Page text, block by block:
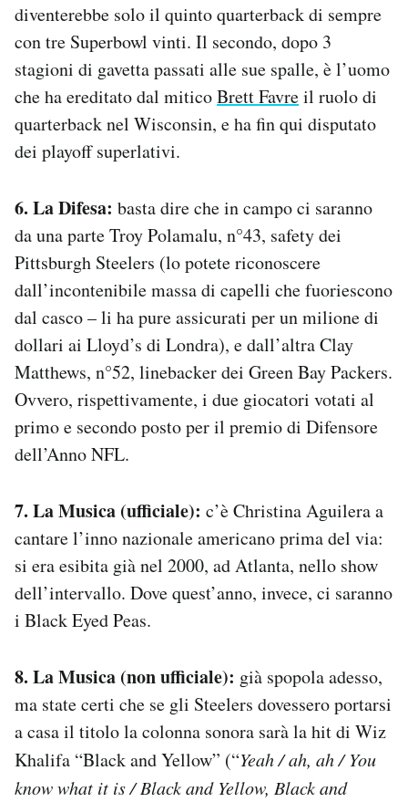
diventerebbe solo il quinto quarterback di sempre
con tre Superbowl vinti. Il secondo, dopo 3
stagioni di gavetta passati alle sue spalle, è l’uomo
che ha ereditato dal miticoBrett Favreil ruolo di
quarterback nel Wisconsin, e ha fin qui disputato
dei playoff superlativi.
6. La Difesa: basta dire che in campo ci saranno
da una parte Troy Polamalu, n°43, safety dei
Pittsburgh Steelers (lo potete riconoscere
dall’incontenibile massa di capelli che fuoriescono
dal casco – li ha pure assicurati per un milione di
dollari ai Lloyd’s di Londra), e dall’altra Clay
Matthews, n°52, linebacker dei Green Bay Packers.
Ovvero, rispettivamente, i due giocatori votati al
primo e secondo posto per il premio di Difensore
dell’Anno NFL.
7. La Musica (ufficiale): c’è Christina Aguilera a
cantare l’inno nazionale americano prima del via:
si era esibita già nel 2000, ad Atlanta, nello show
dell’intervallo. Dove quest’anno, invece, ci saranno
i Black Eyed Peas.
8. La Musica (non ufficiale): già spopola adesso,
ma state certi che se gli Steelers dovessero portarsi
a casa il titolo la colonna sonora sarà la hit di Wiz
Khalifa “Black and Yellow” (“Yeah / ah, ah / You
know what it is / Black and Yellow, Black and